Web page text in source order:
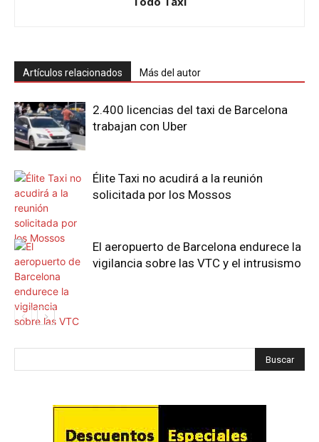
Artículos relacionados Más del autor
2.400 licencias del taxi de Barcelona
trabajan con Uber
Élite Taxi no acudirá a la reunión
solicitada por los Mossos
El aeropuerto de Barcelona endurece la
vigilancia sobre las VTC y el intrusismo